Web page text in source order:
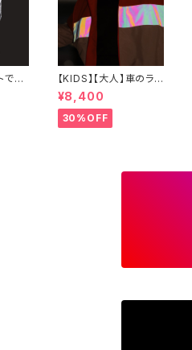
で光
ドブ
【KIDS】【大人】車のライ
トで光る！ウインドブレ
ーカー
¥8,400
30%OFF